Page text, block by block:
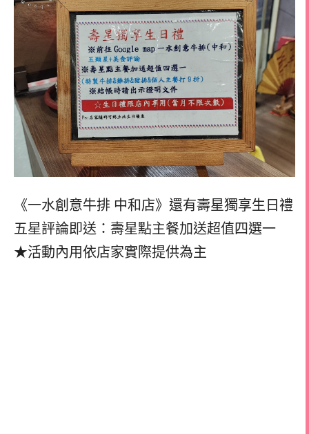
《一水創意牛排 中和店》還有壽星獨享生日禮
五星評論即送：壽星點主餐加送超值四選一
★活動內用依店家實際提供為主